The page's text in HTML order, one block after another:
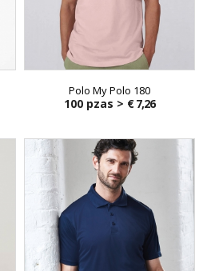
Polo My Polo 180
100 pzas > € 7,26